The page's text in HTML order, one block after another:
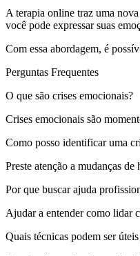
A terapia online traz uma
você pode expressar suas
Com essa abordagem, é
Perguntas Frequentes
O que são crises emocionais?
Crises emocionais são
Como posso identificar uma
Preste atenção a mudanças
Por que buscar ajuda
Ajudar a entender como lidar
Quais técnicas podem ser